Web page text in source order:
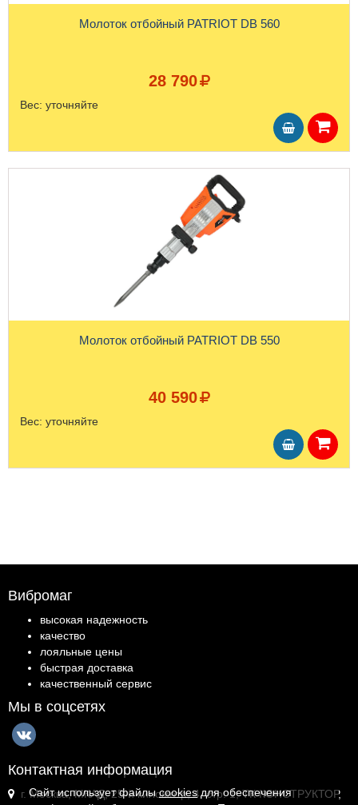
Молоток отбойный PATRIOT DB 560
28 790
Вес: уточняйте
Молоток отбойный PATRIOT DB 550
40 590
Вес: уточняйте
Вибромаг
высокая надежность
качество
лояльные цены
быстрая доставка
качественный сервис
Мы в соцсетях
Контактная информация
г. Москва, МКАД, 25-й километр, 4, стр. 1, ТК КОНСТРУКТОР,
Сайт использует файлыcookiesдля обеспечения